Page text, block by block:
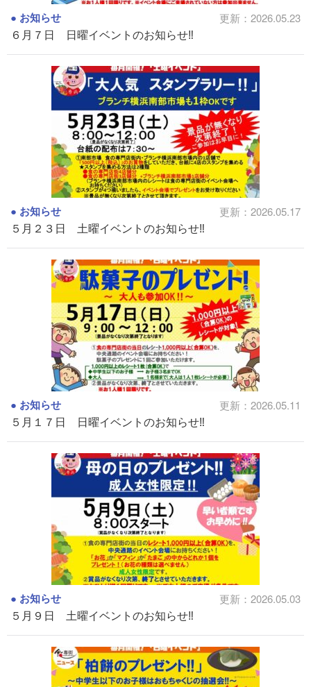
お知らせ 更新：2026.05.23
６月７日 日曜イベントのお知らせ‼
お知らせ 更新：2026.05.17
５月２３日 土曜イベントのお知らせ‼
お知らせ 更新：2026.05.11
５月１７日 日曜イベントのお知らせ‼
お知らせ 更新：2026.05.03
５月９日 土曜イベントのお知らせ‼